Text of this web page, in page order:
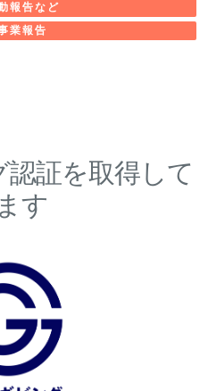
報告など
業報告
証を取得して
す